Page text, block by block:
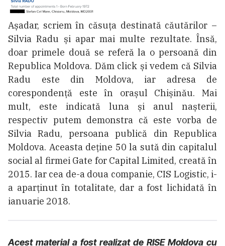
Așadar, scriem în căsuța destinată căutărilor –
Silvia Radu și apar mai multe rezultate. Însă,
doar primele două se referă la o persoană din
Republica Moldova. Dăm click și vedem că Silvia
Radu este din Moldova, iar adresa de
corespondență este în orașul Chișinău. Mai
mult, este indicată luna și anul nașterii,
respectiv putem demonstra că este vorba de
Silvia Radu, persoana publică din Republica
Moldova. Aceasta deține 50 la sută din capitalul
social al firmei Gate for Capital Limited, creată în
2015. Iar cea de-a doua companie, CIS Logistic, i-
a aparținut în totalitate, dar a fost lichidată în
ianuarie 2018.
Acest material a fost realizat de RISE Moldova cu